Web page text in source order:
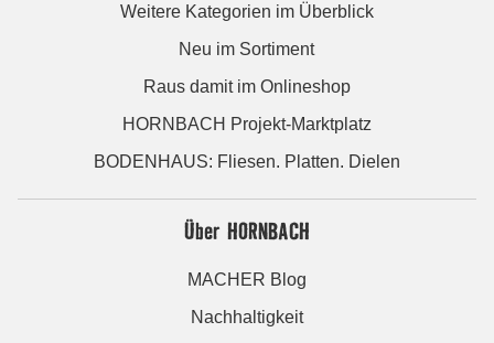
Weitere Kategorien im Überblick
Neu im Sortiment
Raus damit im Onlineshop
HORNBACH Projekt-Marktplatz
BODENHAUS: Fliesen. Platten. Dielen
Über HORNBACH
MACHER Blog
Nachhaltigkeit